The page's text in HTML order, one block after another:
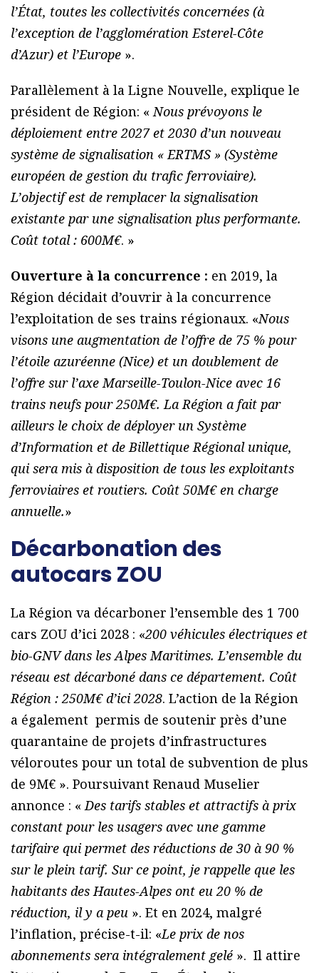
l’État, toutes les collectivités concernées (à
l’exception de l’agglomération Esterel-Côte
d’Azur) et l’Europe ».
Parallèlement à la Ligne Nouvelle, explique le
président de Région: «Nous prévoyons le
déploiement entre 2027 et 2030 d’un nouveau
système de signalisation « ERTMS » (Système
européen de gestion du trafic ferroviaire).
L’objectif est de remplacer la signalisation
existante par une signalisation plus performante.
Coût total : 600M€. »
Ouverture à la concurrence : en 2019, la
Région décidait d’ouvrir à la concurrence
l’exploitation de ses trains régionaux. «Nous
visons une augmentation de l’offre de 75 % pour
l’étoile azuréenne (Nice) et un doublement de
l’offre sur l’axe Marseille-Toulon-Nice avec 16
trains neufs pour 250M€. La Région a fait par
ailleurs le choix de déployer un Système
d’Information et de Billettique Régional unique,
qui sera mis à disposition de tous les exploitants
ferroviaires et routiers. Coût 50M€ en charge
annuelle.»
Décarbonation des
autocars ZOU
La Région va décarboner l’ensemble des 1 700
cars ZOU d’ici 2028 : «200 véhicules électriques et
bio-GNV dans les Alpes Maritimes. L’ensemble du
réseau est décarboné dans ce département. Coût
Région : 250M€ d’ici 2028. L’action de la Région
a également permis de soutenir près d’une
quarantaine de projets d’infrastructures
véloroutes pour un total de subvention de plus
de 9M€ ». Poursuivant Renaud Muselier
annonce : « Des tarifs stables et attractifs à prix
constant pour les usagers avec une gamme
tarifaire qui permet des réductions de 30 à 90 %
sur le plein tarif. Sur ce point, je rappelle que les
habitants des Hautes-Alpes ont eu 20 % de
réduction, il y a peu ». Et en 2024, malgré
l’inflation, précise-t-il: «Le prix de nos
abonnements sera intégralement gelé ». Il attire